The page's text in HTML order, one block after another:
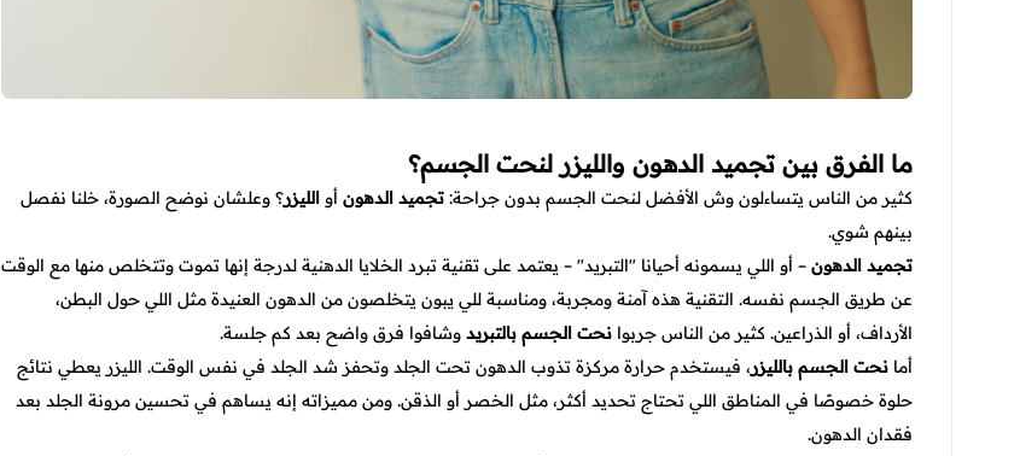
ما الفرق بين تجميد الدهون والليزر لنحت الجسم؟
كثير من الناس يتساءلون وش الأفضل لنحت الجسم بدون جراحة: تجميد الدهون أو الليزر؟ وعلشان نوضح الصورة، خلنا نفصل
بينهم شوي.
تجميد الدهون – أو اللي يسمونه أحيانا "التبريد" – يعتمد على تقنية تبرد الخلايا الدهنية لدرجة إنها تموت وتتخلص منها مع الوقت
عن طريق الجسم نفسه. التقنية هذه آمنة ومجربة، ومناسبة للي يبون يتخلصون من الدهون العنيدة مثل اللي حول البطن،
الأرداف، أو الذراعين. كثير من الناس جربوا نحت الجسم بالتبريد وشافوا فرق واضح بعد كم جلسة.
أما نحت الجسم بالليزر، فيستخدم حرارة مركزة تذوب الدهون تحت الجلد وتحفز شد الجلد في نفس الوقت. الليزر يعطي نتائج
حلوة خصوصًا في المناطق اللي تحتاج تحديد أكثر، مثل الخصر أو الذقن. ومن مميزاته إنه يساهم في تحسين مرونة الجلد بعد
فقدان الدهون.